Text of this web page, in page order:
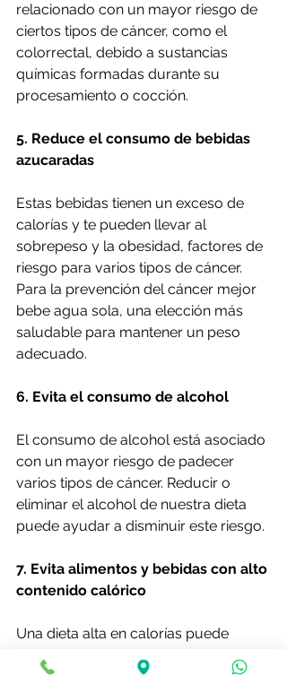
relacionado con un mayor riesgo de
ciertos tipos de cáncer, como el
colorrectal, debido a sustancias
químicas formadas durante su
procesamiento o cocción.
5. Reduce el consumo de bebidas
azucaradas
Estas bebidas tienen un exceso de
calorías y te pueden llevar al
sobrepeso y la obesidad, factores de
riesgo para varios tipos de cáncer.
Para la prevención del cáncer mejor
bebe agua sola, una elección más
saludable para mantener un peso
adecuado.
6. Evita el consumo de alcohol
El consumo de alcohol está asociado
con un mayor riesgo de padecer
varios tipos de cáncer. Reducir o
eliminar el alcohol de nuestra dieta
puede ayudar a disminuir este riesgo.
7. Evita alimentos y bebidas con alto
contenido calórico
Una dieta alta en calorías puede
desencadenar el sobrepeso y la